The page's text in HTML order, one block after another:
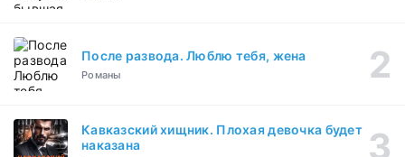
После развода. Люблю тебя, жена
Романы
Кавказский хищник. Плохая девочка будет
наказана